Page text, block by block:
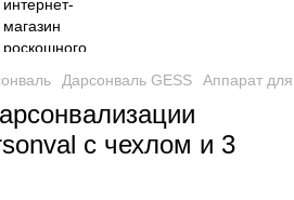
Дарсонваль GESS Аппарат
с чехлом и 3